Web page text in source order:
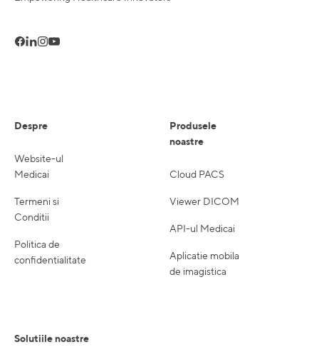
Despre
Website-ul
Medicai
Termeni si
Conditii
Politica de
confidentialitate
Produsele
noastre
Cloud PACS
Viewer DICOM
API-ul Medicai
Aplicatie mobila
de imagistica
Solutiile noastre